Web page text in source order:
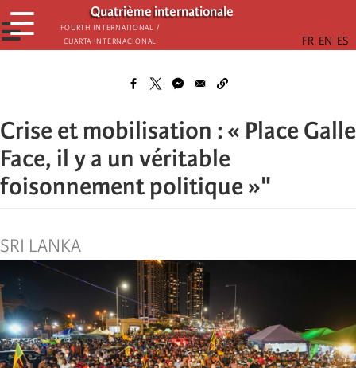
Passar
para
o
Quatrième internationale
Fourth International /
Cuarta Internacional
☰
☰
Crise et mobilisation : « Place Galle
Face, il y a un véritable
foisonnement politique »"
SRI LANKA